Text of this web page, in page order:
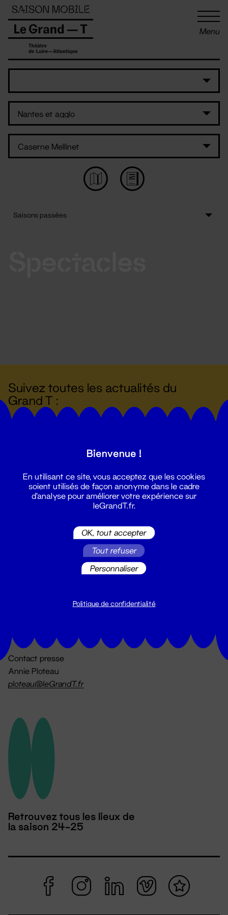
Menu
Suivez toutes les actualités du
Grand T :
billetterie@leGrandT.fr
Du lundi au vendredi 14h → 18h
Contact presse
Annie Ploteau
ploteau@leGrandT.fr
Retrouvez tous les lieux de
la saison 24-25
Panneau de gestion des cookies
Bienvenue !
En utilisant ce site, vous acceptez que les cookies
soient utilisés de façon anonyme dans le cadre
d'analyse pour améliorer votre expérience sur
leGrandT.fr.
OK, tout accepter
Tout refuser
Personnaliser
Politique de confidentialité